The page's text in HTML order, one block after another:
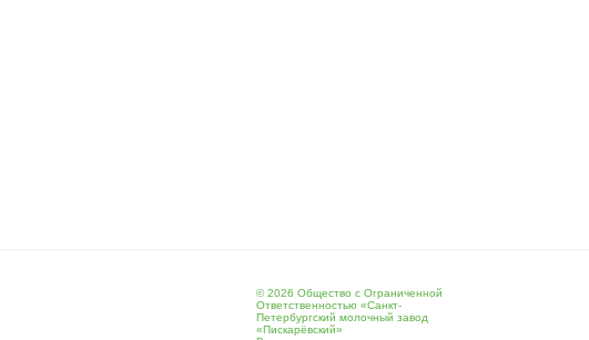
© 2026 Общество с Ограниченной
Ответственностью «Санкт-
Петербургский молочный завод
«Пискарёвский»